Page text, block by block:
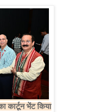
कार्टून भेंट किया